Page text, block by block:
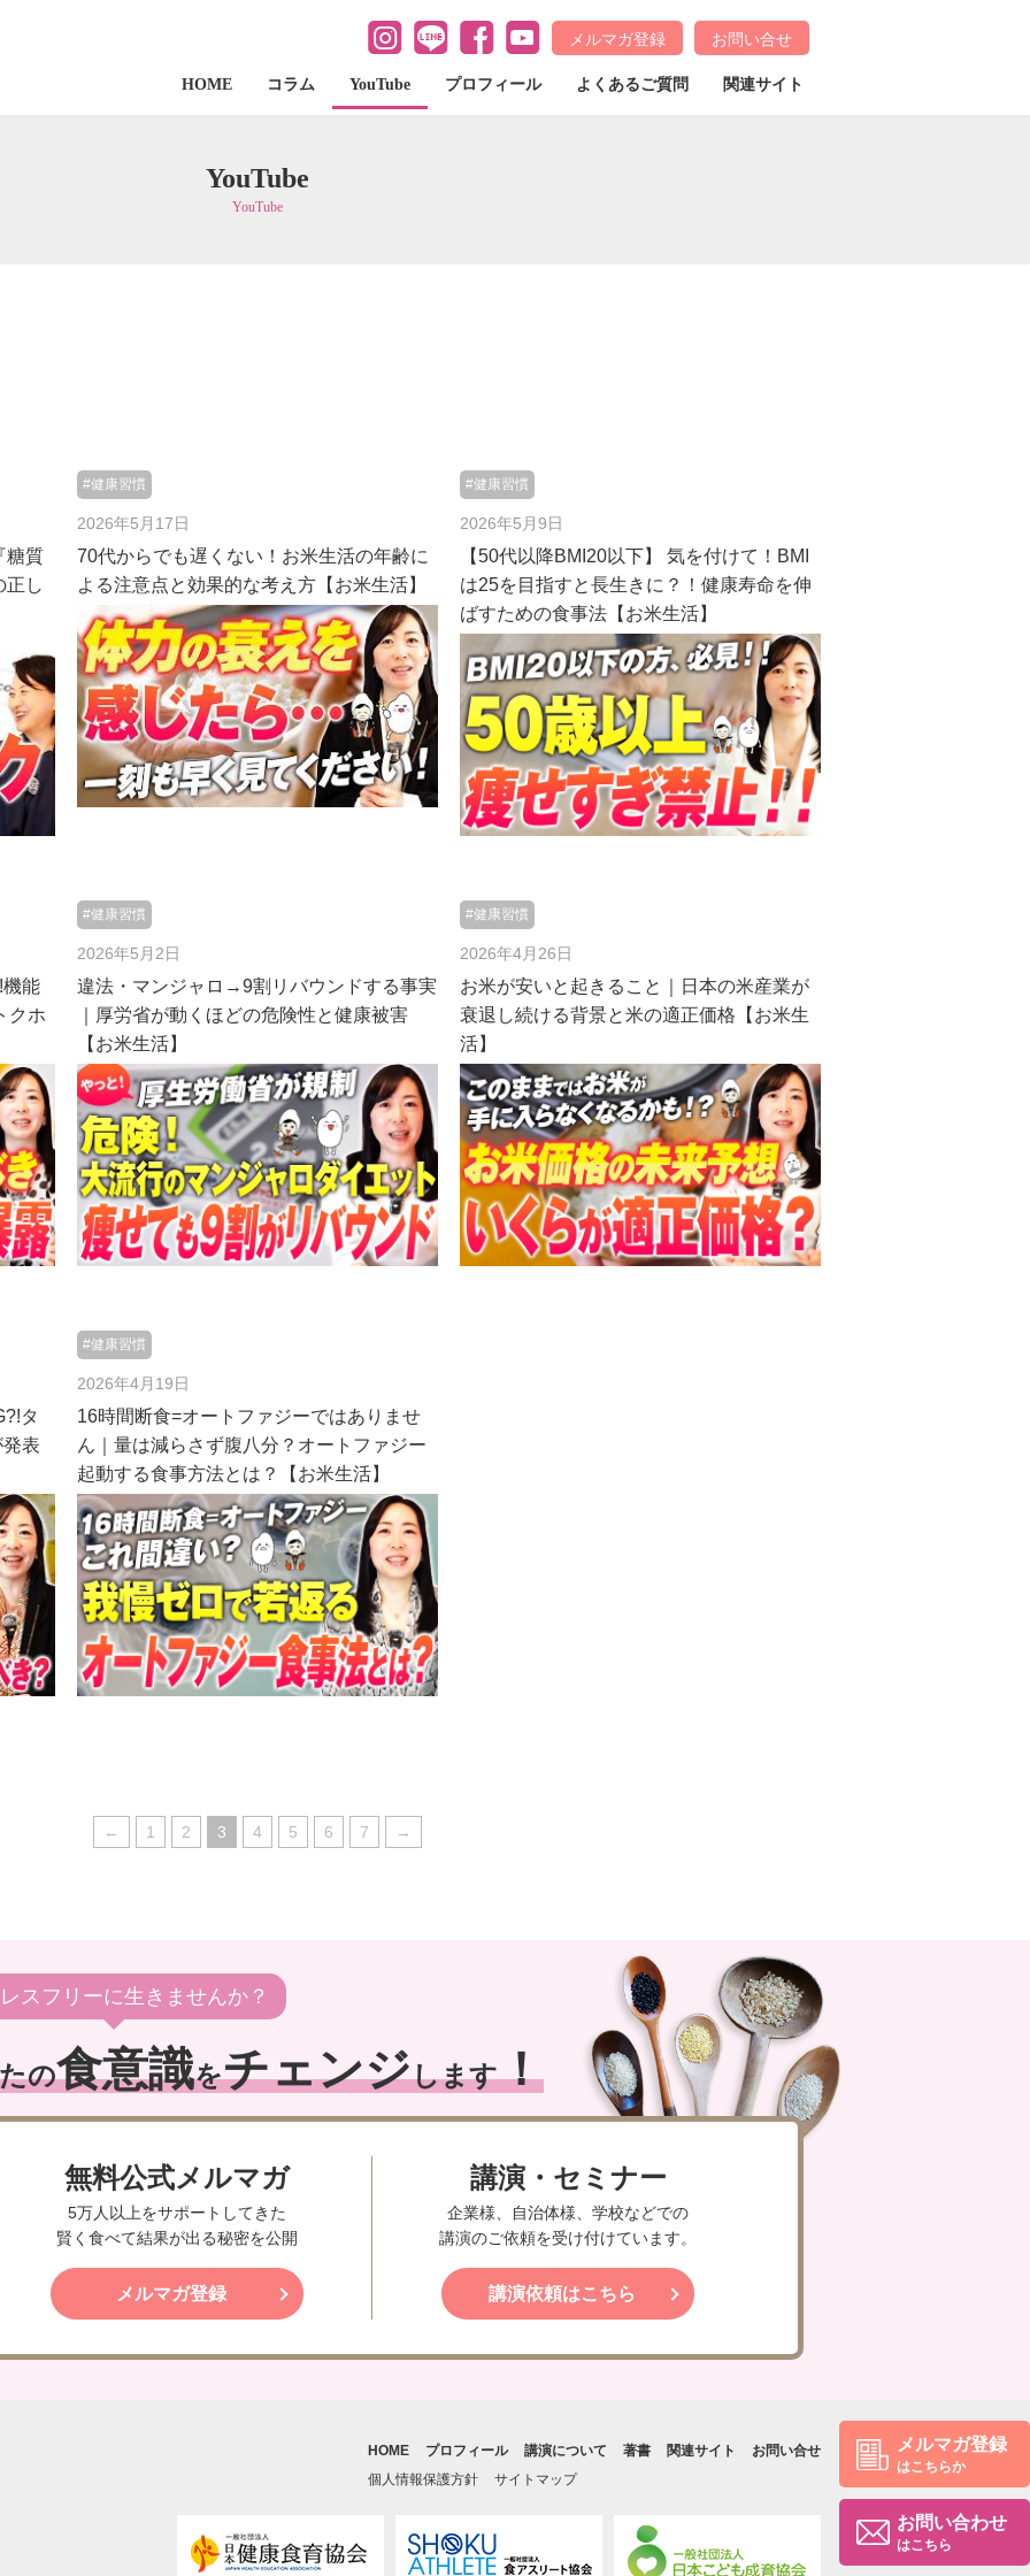
メルマガ登録 お問い合せ
HOME コラム YouTube プロフィール よくあるご質問 関連サイト
YouTube
YouTube
糖質
正し
#健康習慣
2026年5月17日
70代からでも遅くない！お米生活の年齢に
よる注意点と効果的な考え方【お米生活】
#健康習慣
2026年5月9日
【50代以降BMI20以下】 気を付けて！BMI
は25を目指すと長生きに？！健康寿命を伸
ばすための食事法【お米生活】
能
クホ
#健康習慣
2026年5月2日
違法・マンジャロ→9割リバウンドする事実
｜厚労省が動くほどの危険性と健康被害
【お米生活】
#健康習慣
2026年4月26日
お米が安いと起きること｜日本の米産業が
衰退し続ける背景と米の適正価格【お米生
活】
タ
表
#健康習慣
2026年4月19日
16時間断食=オートファジーではありませ
ん｜量は減らさず腹八分？オートファジー
起動する食事方法とは？【お米生活】
← 1 2 3 4 5 6 7 →
スフリーに生きませんか？
の食意識をチェンジします！
無料公式メルマガ
5万人以上をサポートしてきた
賢く食べて結果が出る秘密を公開
メルマガ登録
講演・セミナー
企業様、自治体様、学校などでの
講演のご依頼を受け付けています。
講演依頼はこちら
メルマガ登録
はこちらか
お問い合わせ
はこちら
HOME プロフィール 講演について 著書 関連サイト
お問い合せ
個人情報保護方針
サイトマップ